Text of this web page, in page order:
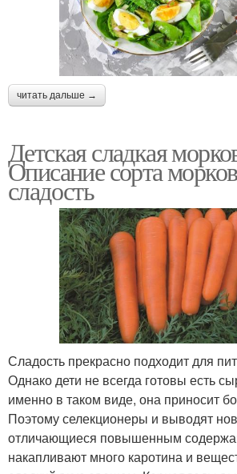
читать дальше →
Детская сладкая
Описание сорта
сладость
Сладость прекрасно подходит для
Однако дети не всегда готовы есть
именно в таком виде, она приносит
Поэтому селекционеры и выводят
отличающиеся повышенным
накапливают много каротина и